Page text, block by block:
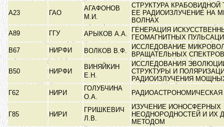
А23 ГАО
АГАФОНОВ
М.И.
СТРУКТУРА КРАБОВИДНОЙ
ЕЕ РАДИОИЗЛУЧЕНИЕ НА
ВОЛНАХ
А89
ГГУ АРЫКОВ А.А.
ГЕНЕРАЦИЯ
ГЕОМАГНИТНЫХ
В67
НИРФИ ВОЛКОВ В.Ф.
ИССЛЕДОВАНИЕ
ВРАЩАТЕЛЬНЫХ
В50 НИРФИ
ВИНЯЙКИН
Е.Н.
ИССЛЕДОВАНИЯ
СТРУКТУРЫ И
РАДИОИЗЛУЧЕНИЯ
Г62
НИРИ
ГОЛУБЧИНА
О.А.
Г85 НИРИ
ГРИШКЕВИЧ
Л.В.
ИЗУЧЕНИЕ ИОНОСФЕРНЫХ
НЕОДНОРОДНОСТЕЙ И ИХ
МЕТОДОМ